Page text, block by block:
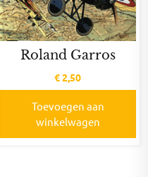
Roland Garros
€2,50
Toevoegen aan
winkelwagen